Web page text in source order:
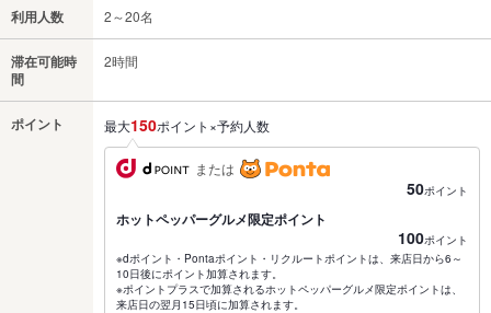
利用人数 2～20名
滞在可能時
間
2時間
ポイント 最大150ポイント×予約人数
または
50ポイント
ホットペッパーグルメ限定ポイント
100ポイント
※dポイント・Pontaポイント・リクルートポイントは、来店日から6～
10日後にポイント加算されます。
※ポイントプラスで加算されるホットペッパーグルメ限定ポイントは、
来店日の翌月15日頃に加算されます。